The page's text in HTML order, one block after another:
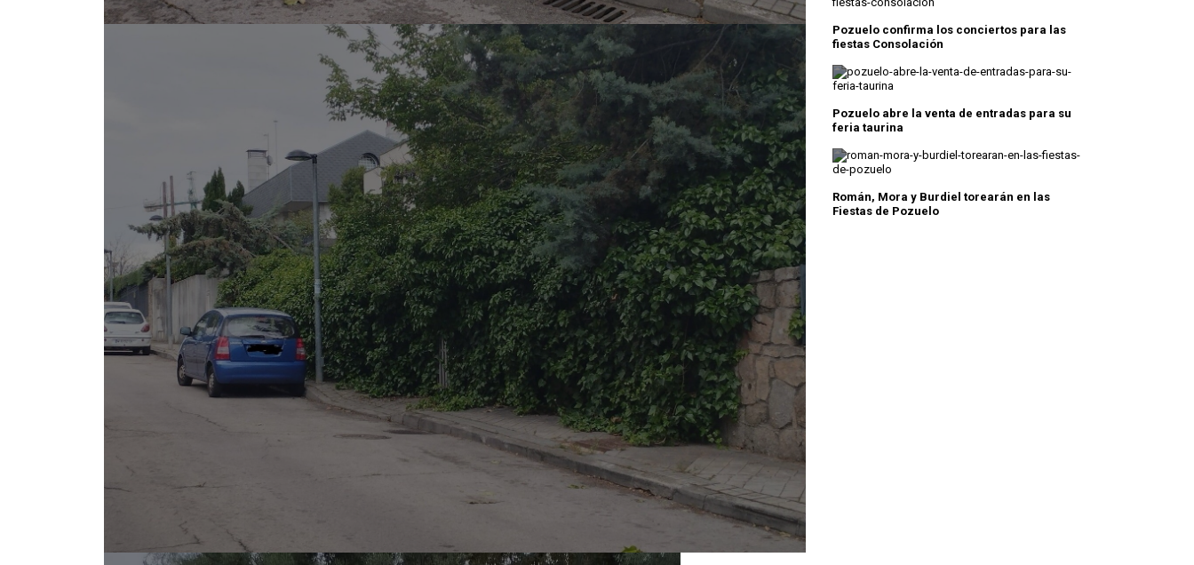
Pozuelo confirma los conciertos para las
fiestas Consolación
Pozuelo abre la venta de entradas para su
feria taurina
Román, Mora y Burdiel torearán en las
Fiestas de Pozuelo